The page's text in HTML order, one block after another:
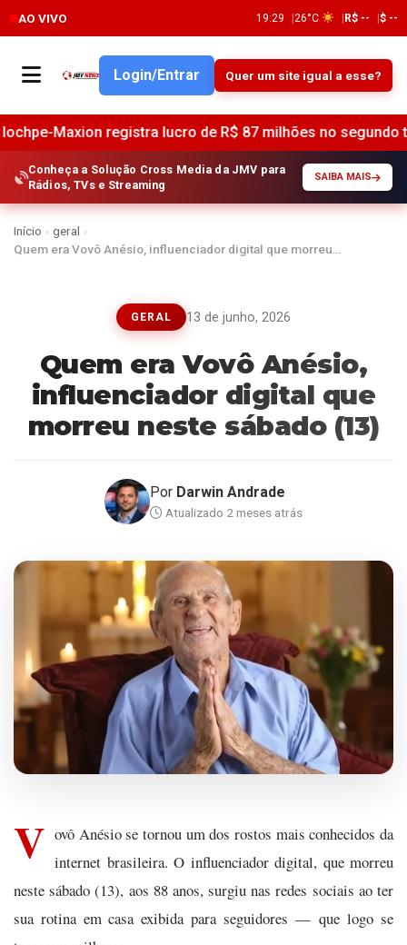
AO VIVO 19:29 26°C R$ -- $ --
Login/Entrar Quer um site igual a esse?
registra lucro de R$ 87 milhões no segundo trimestre de
Conheça a Solução Cross Media da JMV para
Rádios, TVs e Streaming
SAIBA MAIS
Início › geral ›
Quem era Vovô Anésio, influenciador digital que morreu…
GERAL 13 de junho, 2026
Quem era Vovô Anésio,
influenciador digital que
morreu neste sábado (13)
Por Darwin Andrade
Atualizado 2 meses atrás
V ovô Anésio se tornou um dos rostos mais conhecidos da
internet brasileira. O influenciador digital, que morreu
neste sábado (13), aos 88 anos, surgiu nas redes sociais ao ter
sua rotina em casa exibida para seguidores — que logo se